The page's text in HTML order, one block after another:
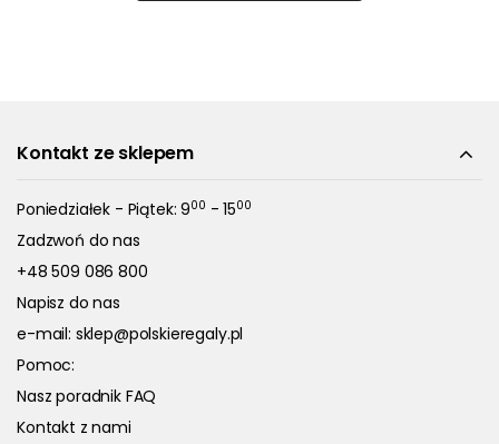
Kontakt ze sklepem
Poniedziałek - Piątek: 900 - 1500
Zadzwoń do nas
+48 509 086 800
Napisz do nas
e-mail: sklep@polskieregaly.pl
Pomoc:
Nasz poradnik FAQ
Kontakt z nami